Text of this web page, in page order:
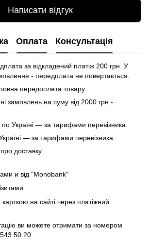
Написати відгук
Оплата Консультація
за відкладений платіж 200 грн. У
- передплата не повертається.
передоплата товару.
замовлень на суму від 2000 грн -
Україні — за тарифами перевізника.
— за тарифами перевізника.
доставку
и від "Monobank"
на сайті через платіжний
ви можете отримати за номером
50 20